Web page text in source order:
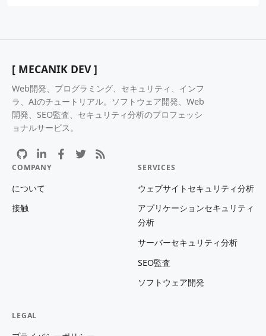
[ MECANIK DEV ]
Web開発、プログラミング、セキュリティ、インフ
ラ、AIのチュートリアル。ソフトウェア開発、Web
開発、SEO監査、セキュリティ分析のプロフェッシ
ョナルサービス。
COMPANY
について
接触
SERVICES
ウェブサイトセキュリティ分析
アプリケーションセキュリティ
分析
サーバーセキュリティ分析
SEO監査
ソフトウェア開発
LEGAL